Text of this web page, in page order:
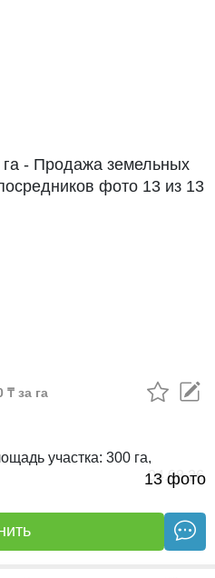
13 фото
₸ за га
участка: 300 га,
04.08.26